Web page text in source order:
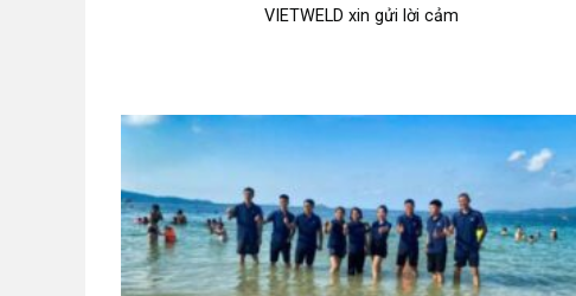
VIETWELD xin gửi lời cảm